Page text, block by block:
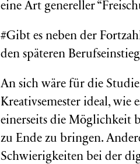
eine Art genereller
#Gibt es neben der
den späteren
An sich wäre für die
Kreativsemester ideal, wie
einerseits die Möglichkeit
zu Ende zu bringen.
Schwierigkeiten bei der